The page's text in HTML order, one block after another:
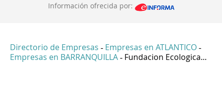
Información ofrecida por:
Directorio de Empresas - Empresas en ATLANTICO -
Empresas en BARRANQUILLA - Fundacion Ecologica...